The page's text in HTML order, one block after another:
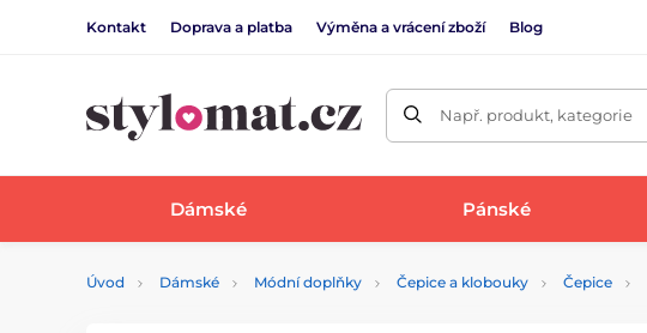
Kontakt Doprava a platba Výměna a vrácení zboží Blog
Např. produkt, kategorie
Dámské Pánské
Úvod Dámské Módní doplňky Čepice a klobouky Čepice